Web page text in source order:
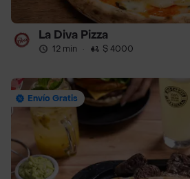
La Diva Pizza
12 min · $ 4000
Envío Gratis